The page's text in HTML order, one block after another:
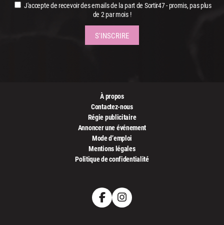
J'accepte de recevoir des emails de la part de Sortir47 - promis, pas plus
de 2 par mois !
À propos
Contactez-nous
Régie publicitaire
Annoncer une événement
Mode d’emploi
Mentions légales
Politique de confidentialité